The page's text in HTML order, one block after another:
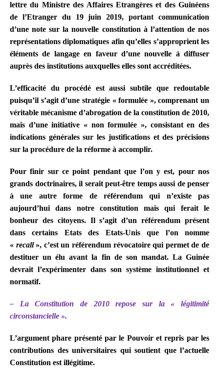
lettre du Ministre des Affaires Etrangères et des Guinéens
de l’Etranger du 19 juin 2019, portant communication
d’une note sur la nouvelle constitution à l’attention de nos
représentations diplomatiques afin qu’elles s’approprient les
éléments de langage en faveur d’une nouvelle à diffuser
auprès des institutions auxquelles elles sont accréditées.
L’efficacité du procédé est aussi subtile que redoutable
puisqu’il s’agit d’une stratégie « formulée », comprenant un
véritable mécanisme d’abrogation de la constitution de 2010,
mais d’une initiative « non formulée », consistant en des
indications générales sur les justifications et des précisions
sur la procédure de la réforme à accomplir.
Pour finir sur ce point pendant que l’on y est, pour nos
grands doctrinaires, il serait peut-être temps aussi de penser
à une autre forme de référendum qui n’existe pas
aujourd’hui dans notre constitution mais qui ferait le
bonheur des citoyens. Il s’agit d’un référendum présent
dans certains Etats des Etats-Unis que l’on nomme
« recall», c’est un référendum révocatoire qui permet de de
destituer un élu avant la fin de son mandat. La Guinée
devrait l’expérimenter dans son système institutionnel et
normatif.
– La Constitution de 2010 repose sur la « légitimité
circonstancielle ».
L’argument phare présenté par le Pouvoir et repris par les
contributions des universitaires qui soutient que l’actuelle
Constitution est illégitime.